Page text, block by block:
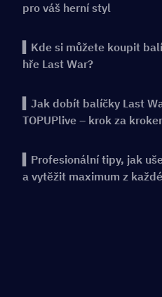
pro váš herní styl
▍Kde si můžete koupit
hře Last War?
▍Jak dobít balíčky Last
TOPUPlive – krok za
▍Profesionální tipy, jak
a vytěžit maximum z